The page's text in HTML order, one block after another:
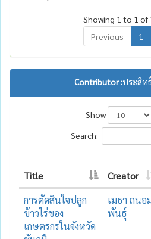
Showing 1 to 1 of
Previous
1
Contributor :ประสิท
Show
Search:
Title Creator
การตัดสินใจปลูก
ข้าวไร่ของ
เกษตรกรในจังหวัด
เมธา ถนอ
พันธุ์